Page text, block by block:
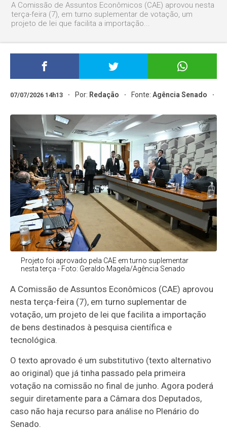
A Comissão de Assuntos Econômicos (CAE) aprovou nesta
terça-feira (7), em turno suplementar de votação, um
projeto de lei que facilita a importação...
07/07/2026 14h13 Por: Redação Fonte:Agência Senado
Projeto foi aprovado pela CAE em turno suplementar
nesta terça - Foto: Geraldo Magela/Agência Senado
A Comissão de Assuntos Econômicos (CAE) aprovou
nesta terça-feira (7), em turno suplementar de
votação, um projeto de lei que facilita a importação
de bens destinados à pesquisa científica e
tecnológica.
O texto aprovado é um substitutivo (texto alternativo
ao original) que já tinha passado pela primeira
votação na comissão no final de junho. Agora poderá
seguir diretamente para a Câmara dos Deputados,
caso não haja recurso para análise no Plenário do
Senado.